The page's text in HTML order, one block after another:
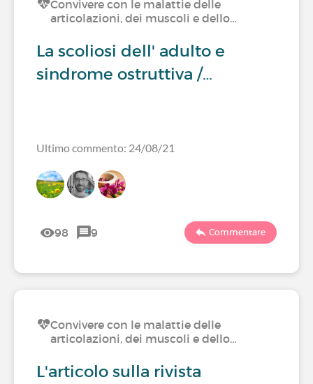
Convivere con le malattie delle
articolazioni, dei muscoli e dello…
La scoliosi dell' adulto e
sindrome ostruttiva /…
Ultimo commento: 24/08/21
98 9 Commentare
Convivere con le malattie delle
articolazioni, dei muscoli e dello…
L'articolo sulla rivista